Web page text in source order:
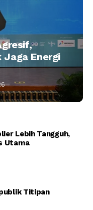
Jaga Energi
Lebih Tangguh,
Utama
Titipan